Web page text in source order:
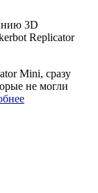
3D
Replicator
Mini, сразу
не могли